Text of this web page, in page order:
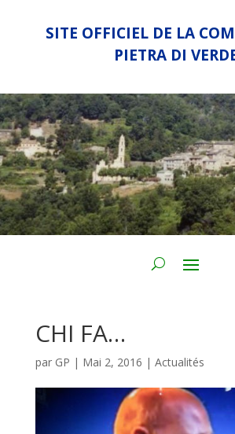
SITE OFFICIEL DE LA
PIETRA DI
CHI FA…
par GP | Mai 2, 2016 | Actualités